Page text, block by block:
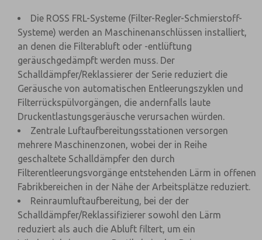
Die ROSS FRL-Systeme (Filter-Regler-Schmierstoff-
Systeme) werden an Maschinenanschlüssen installiert,
an denen die Filterabluft oder -entlüftung
geräuschgedämpft werden muss. Der
Schalldämpfer/Reklassierer der Serie reduziert die
Geräusche von automatischen Entleerungszyklen und
Filterrückspülvorgängen, die andernfalls laute
Druckentlastungsgeräusche verursachen würden.
Zentrale Luftaufbereitungsstationen versorgen
mehrere Maschinenzonen, wobei der in Reihe
geschaltete Schalldämpfer den durch
Filterentleerungsvorgänge entstehenden Lärm in offenen
Fabrikbereichen in der Nähe der Arbeitsplätze reduziert.
Reinraumluftaufbereitung, bei der der
Schalldämpfer/Reklassifizierer sowohl den Lärm
reduziert als auch die Abluft filtert, um ein